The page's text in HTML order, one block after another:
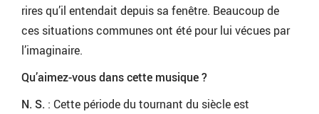
rires qu’il entendait depuis sa fenêtre. Beaucoup de
ces situations communes ont été pour lui vécues par
l’imaginaire.
Qu’aimez-vous dans cette musique ?
N. S. : Cette période du tournant du siècle est